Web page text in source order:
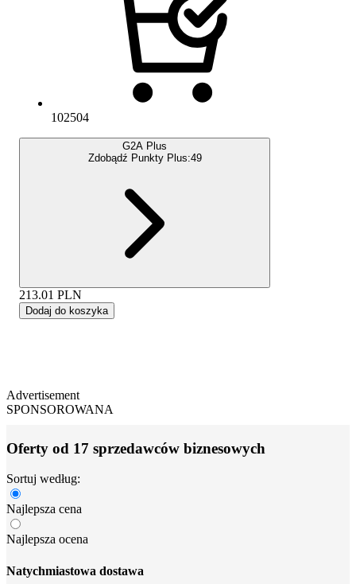
102504
G2A Plus
Zdobądź Punkty Plus:49
213.01 PLN
Dodaj do koszyka
Advertisement
SPONSOROWANA
Oferty od 17 sprzedawców biznesowych
Sortuj według:
Najlepsza cena
Najlepsza ocena
Natychmiastowa dostawa